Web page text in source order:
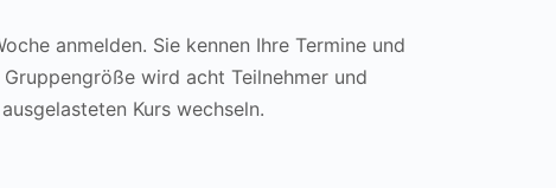
anmelden. Sie kennen Ihre Termine und
wird acht Teilnehmer und
Kurs wechseln.